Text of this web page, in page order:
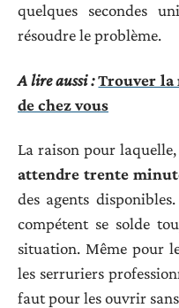
quelques secondes
résoudre le problème.
A lire aussi :Trouver la
de chez vous
La raison pour
attendre trente
des agents
compétent se solde
situation. Même pour
les serruriers
faut pour les ouvrir